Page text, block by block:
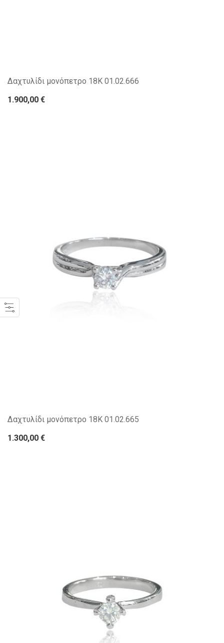
Δαχτυλίδι μονόπετρο 18Κ 01.02.666
1.900,00 €
Δαχτυλίδι μονόπετρο 18Κ 01.02.665
1.300,00 €